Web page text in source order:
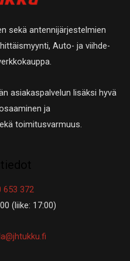
sekä antennijärjestelmien
Auto- ja viihde-
asiakaspalvelun lisäksi hyvä
ja
toimitusvarmuus.
653 372
(liike: 17:00)